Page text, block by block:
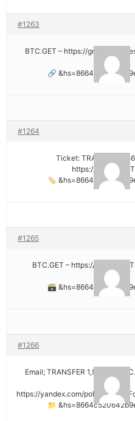
#1263
🔗 + 1.989113 BTC.GET – https://graph.org/
#1264
🏷 Ticket: TRANSFER
https://graph.org/
#1265
🗃 + 1.732082 BTC.GET – https://
#1266
📁 Email; TRANSFER 1,988187
https://yandex.com/poll/